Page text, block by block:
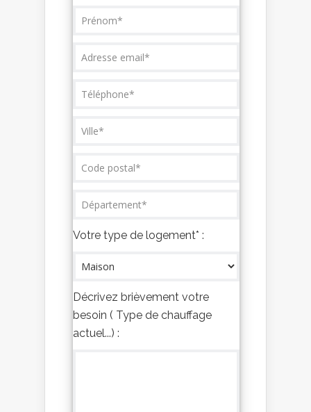
Votre type de logement* :
Décrivez brièvement votre
besoin ( Type de chauffage
actuel...) :